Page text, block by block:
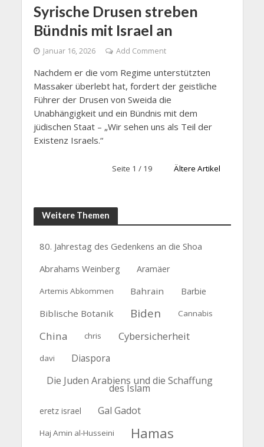
Syrische Drusen streben
Bündnis mit Israel an
Januar 16, 2026 Add Comment
Nachdem er die vom Regime unterstützten
Massaker überlebt hat, fordert der geistliche
Führer der Drusen von Sweida die
Unabhängigkeit und ein Bündnis mit dem
jüdischen Staat – „Wir sehen uns als Teil der
Existenz Israels.“
Seite 1 / 19 Ältere Artikel
Weitere Themen
80. Jahrestag des Gedenkens an die Shoa
Abrahams Weinberg
Aramäer
Artemis Abkommen Bahrain Barbie
Biblische Botanik Biden Cannabis
China chris Cybersicherheit
davi
Diaspora
Die Juden Arabiens und die Schaffung
des Islam
eretz israel Gal Gadot
Haj Amin al-Husseini Hamas